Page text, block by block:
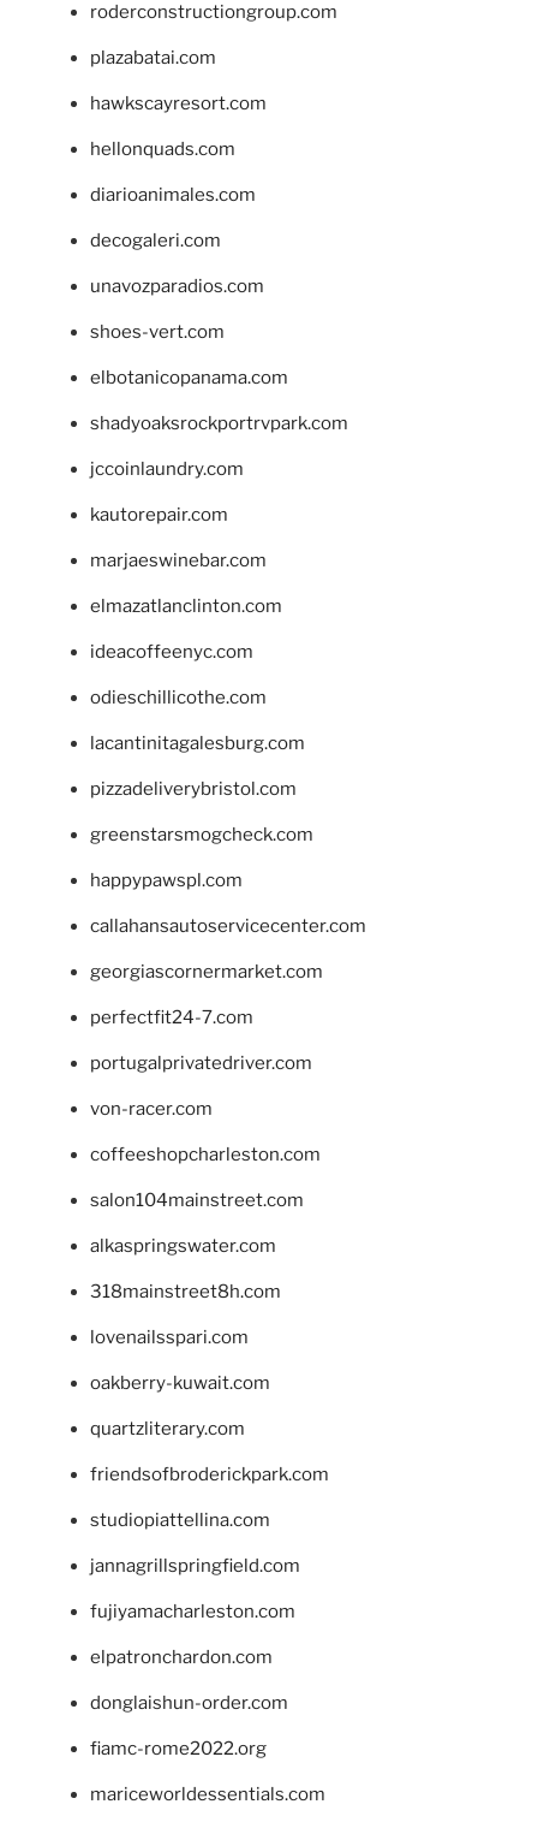
roderconstructiongroup.com
plazabatai.com
hawkscayresort.com
hellonquads.com
diarioanimales.com
decogaleri.com
unavozparadios.com
shoes-vert.com
elbotanicopanama.com
shadyoaksrockportrvpark.com
jccoinlaundry.com
kautorepair.com
marjaeswinebar.com
elmazatlanclinton.com
ideacoffeenyc.com
odieschillicothe.com
lacantinitagalesburg.com
pizzadeliverybristol.com
greenstarsmogcheck.com
happypawspl.com
callahansautoservicecenter.com
georgiascornermarket.com
perfectfit24-7.com
portugalprivatedriver.com
von-racer.com
coffeeshopcharleston.com
salon104mainstreet.com
alkaspringswater.com
318mainstreet8h.com
lovenailsspari.com
oakberry-kuwait.com
quartzliterary.com
friendsofbroderickpark.com
studiopiattellina.com
jannagrillspringfield.com
fujiyamacharleston.com
elpatronchardon.com
donglaishun-order.com
fiamc-rome2022.org
mariceworldessentials.com